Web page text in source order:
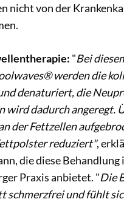
nicht von der
"Bei
werden die
denaturiert, die
wird dadurch angeregt.
der Fettzellen
reduziert",
die diese Behandlung
Praxis anbietet. "Die
schmerzfrei und fühlt